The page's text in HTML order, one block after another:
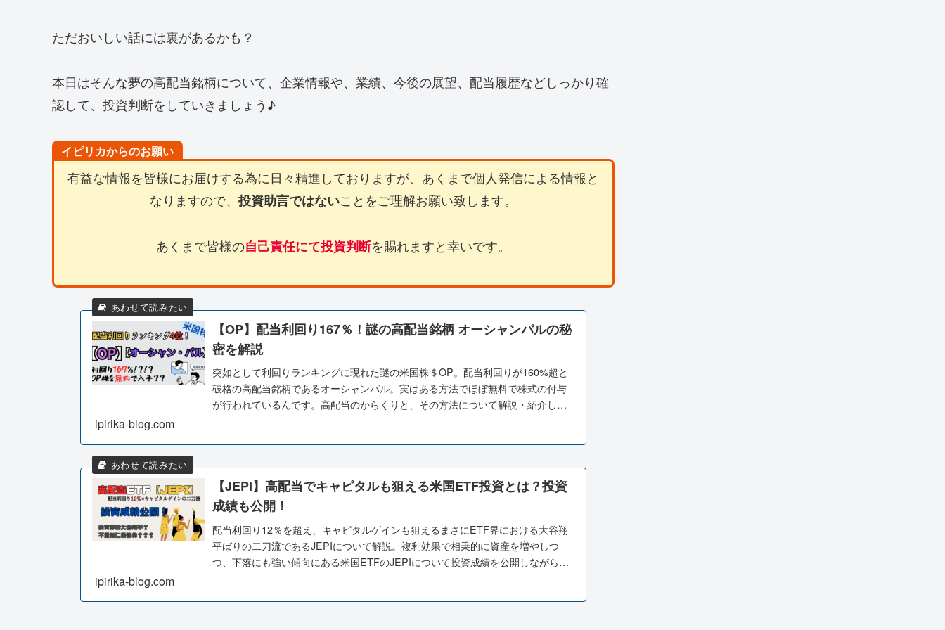
ただおいしい話には裏があるかも？
本日はそんな夢の高配当銘柄について、企業情報や、業績、今後の展望、配当履歴などしっかり確
認して、投資判断をしていきましょう♪
イピリカからのお願い
有益な情報を皆様にお届けする為に日々精進しておりますが、あくまで個人発信による情報と
なりますので、投資助言ではないことをご理解お願い致します。
あくまで皆様の自己責任にて投資判断を賜れますと幸いです。
【OP】配当利回り167％！謎の高配当銘柄 オーシャンパルの秘
密を解説
突如として利回りランキングに現れた謎の米国株＄OP。配当利回りが160%超と
破格の高配当銘柄であるオーシャンパル。実はある方法でほぼ無料で株式の付与
が行われているんです。高配当のからくりと、その方法について解説・紹介して
ipirika-blog.com
【JEPI】高配当でキャピタルも狙える米国ETF投資とは？投資
成績も公開！
配当利回り12％を超え、キャピタルゲインも狙えるまさにETF界における大谷翔
平ばりの二刀流であるJEPIについて解説。複利効果で相乗的に資産を増やしつ
つ、下落にも強い傾向にある米国ETFのJEPIについて投資成績を公開しながら解
ipirika-blog.com